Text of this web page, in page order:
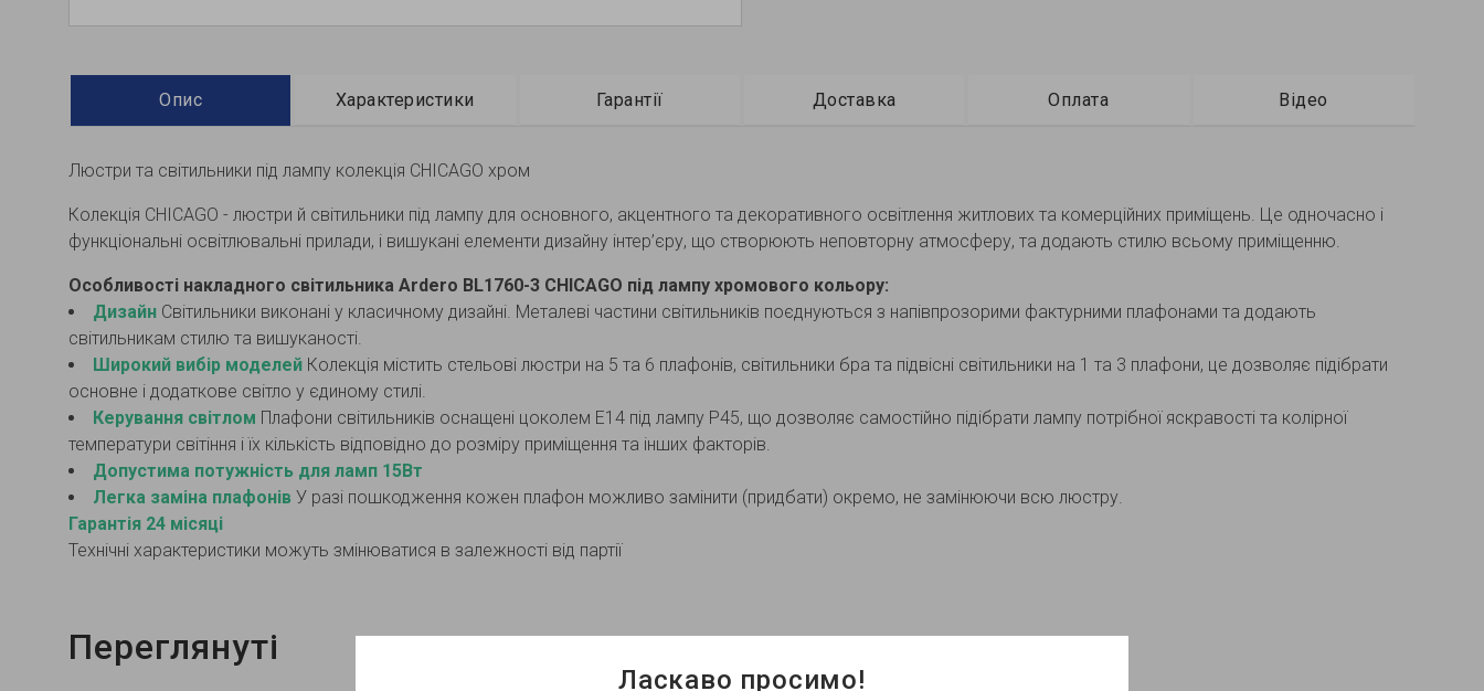
Опис Характеристики Гарантії Доставка Оплата Відео
Люстри та світильники під лампу колекція CHICAGO хром
Колекція CHICAGO - люстри й світильники під лампу для основного, акцентного та декоративного освітлення житлових та комерційних приміщень. Це одночасно і
функціональні освітлювальні прилади, і вишукані елементи дизайну інтер’єру, що створюють неповторну атмосферу, та додають стилю всьому приміщенню.
Особливості накладного світильника Ardero BL1760-3 CHICAGO під лампу хромового кольору:
Дизайн Світильники виконані у класичному дизайні. Металеві частини світильників поєднуються з напівпрозорими фактурними плафонами та додають
світильникам стилю та вишуканості.
Широкий вибір моделей Колекція містить стельові люстри на 5 та 6 плафонів, світильники бра та підвісні світильники на 1 та 3 плафони, це дозволяє підібрати
основне і додаткове світло у єдиному стилі.
Керування світлом Плафони світильників оснащені цоколем Е14 під лампу Р45, що дозволяє самостійно підібрати лампу потрібної яскравості та колірної
температури світіння і їх кількість відповідно до розміру приміщення та інших факторів.
Допустима потужність для ламп 15Вт
Легка заміна плафонів У разі пошкодження кожен плафон можливо замінити (придбати) окремо, не замінюючи всю люстру.
Гарантія 24 місяці
Технічні характеристики можуть змінюватися в залежності від партії
Переглянуті
Ласкаво просимо!